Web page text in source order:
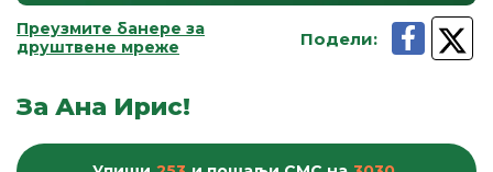
Преузмите банере за
друштвене мреже
Подели:
За Ана Ирис!